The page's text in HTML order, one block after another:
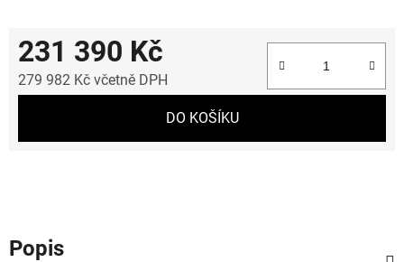
231 390 Kč
279 982 Kč včetně DPH
DO KOŠÍKU
Popis